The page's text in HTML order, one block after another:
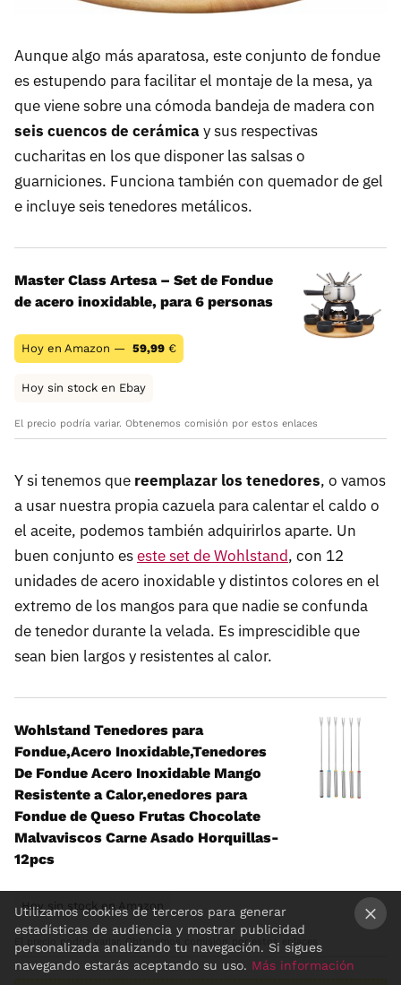
Aunque algo más aparatosa, este conjunto de fondue
es estupendo para facilitar el montaje de la mesa, ya
que viene sobre una cómoda bandeja de madera con
seis cuencos de cerámicay sus respectivas
cucharitas en los que disponer las salsas o
guarniciones. Funciona también con quemador de gel
e incluye seis tenedores metálicos.
Master Class Artesa – Set de Fondue
de acero inoxidable, para 6 personas
Hoy en Amazon — 59,99 €
Hoy sin stock en Ebay
El precio podría variar. Obtenemos comisión por estos enlaces
Y si tenemos que reemplazar los tenedores, o vamos
a usar nuestra propia cazuela para calentar el caldo o
el aceite, podemos también adquirirlos aparte. Un
buen conjunto eseste set de Wohlstand, con 12
unidades de acero inoxidable y distintos colores en el
extremo de los mangos para que nadie se confunda
de tenedor durante la velada. Es imprescidible que
sean bien largos y resistentes al calor.
Wohlstand Tenedores para
Fondue,Acero Inoxidable,Tenedores
De Fondue Acero Inoxidable Mango
Resistente a Calor,enedores para
Fondue de Queso Frutas Chocolate
Malvaviscos Carne Asado Horquillas-
12pcs
Hoy sin stock en Amazon
El precio podría variar. Obtenemos comisión por estos enlaces
Utilizamos cookies de terceros para generar
estadísticas de audiencia y mostrar publicidad
personalizada analizando tu navegación. Si sigues
navegando estarás aceptando su uso. Más información